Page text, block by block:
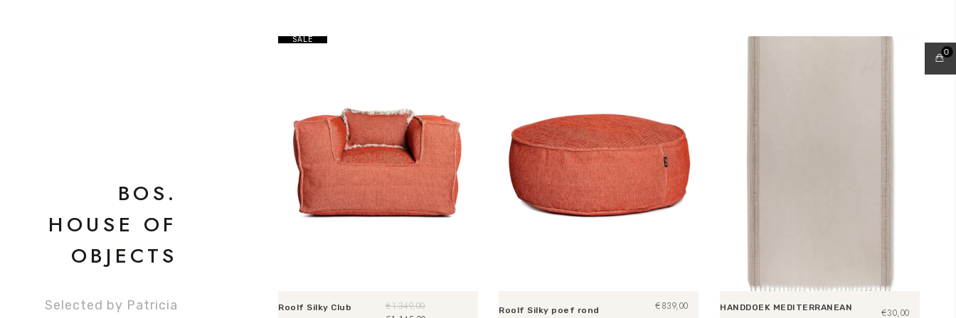
BOS.
HOUSE OF
OBJECTS
Selected by Patricia
SALE
Roolf Silky Club
€1.349,00
Roolf Silky poef rond €839,00
HANDDOEK MEDITERRANEAN
€30,00
0